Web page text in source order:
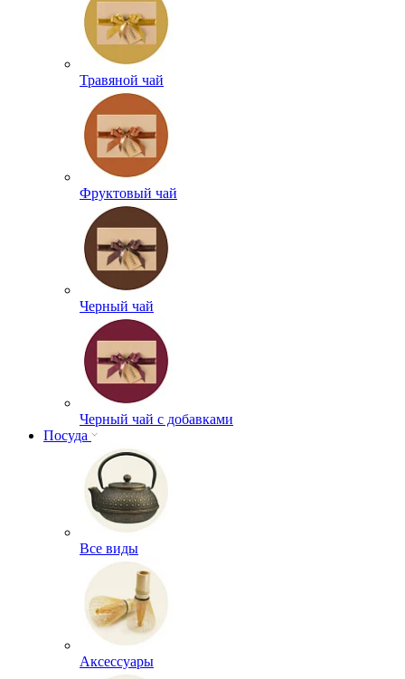
Травяной чай
Фруктовый чай
Черный чай
Черный чай с добавками
Посуда
Все виды
Аксессуары